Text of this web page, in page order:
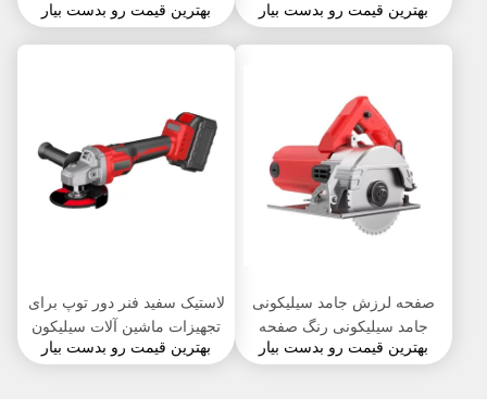
ضربه
بهترین قیمت رو بدست بیار
های سیلیکونی کوچک سفید آبی
بهترین قیمت رو بدست بیار
صفحه لرزش جامد سیلیکونی
جامد سیلیکونی رنگ صفحه
نمایش لرزش اولتراسونیک در
بهترین قیمت رو بدست بیار
لاستیک سفید فنر دور توپ برای
تجهیزات ماشین آلات سیلیکون
لاستیکی
بهترین قیمت رو بدست بیار